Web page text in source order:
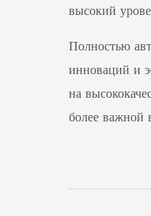
высокий
Полностью
инноваций и
на
более важной